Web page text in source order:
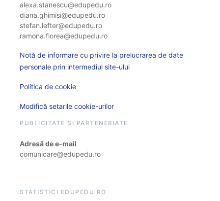
alexa.stanescu@edupedu.ro
diana.ghimisi@edupedu.ro
stefan.lefter@edupedu.ro
ramona.florea@edupedu.ro
Notă de informare cu privire la prelucrarea de date
personale prin intermediul site-ului
Politica de cookie
Modifică setarile cookie-urilor
PUBLICITATE ȘI PARTENERIATE
Adresă de e-mail
comunicare@edupedu.ro
STATISTICI EDUPEDU.RO